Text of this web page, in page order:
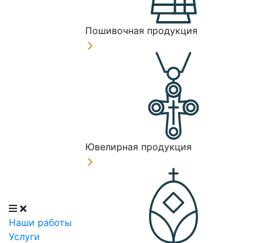
Наши работы
Услуги
Пошивочная продукция
Ювелирная продукция